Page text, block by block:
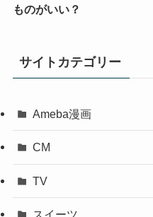
ものがいい？
サイトカテゴリー
Ameba漫画
CM
TV
スイーツ